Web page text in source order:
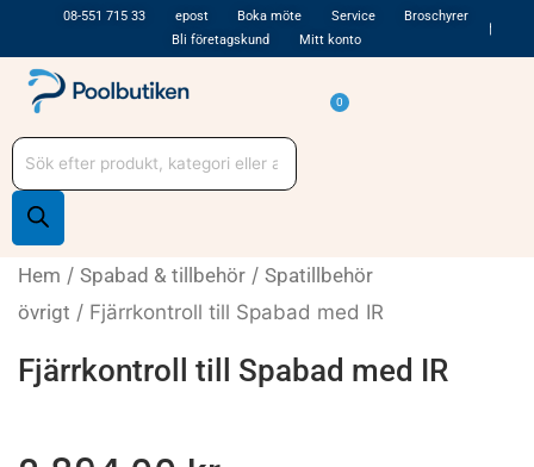
till
innehåll
08-551 715 33 epost Boka möte Service
Broschyrer
Bli företagskund
Mitt konto
0
Varukorg
Produktsökning
Hem / Spabad & tillbehör / Spatillbehör
övrigt / Fjärrkontroll till Spabad med IR
Fjärrkontroll till Spabad med IR